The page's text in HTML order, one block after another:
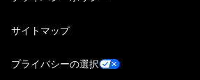
サイトマップ
プライバシーの選択